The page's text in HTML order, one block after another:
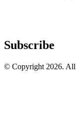
Subscribe
© Copyright 2026. All